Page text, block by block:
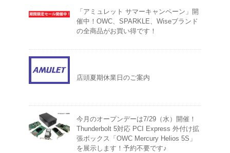
「アミュレット サマーキャンペーン」開
催中！OWC、SPARKLE、Wiseブランド
の全商品がお買い得です！
店頭夏期休業日のご案内
今月のオープンデーは7/29（水）開催！
Thunderbolt 5対応 PCI Express 外付け拡
張ボックス「OWC Mercury Helios 5S」
を展示します！予約不要です♪